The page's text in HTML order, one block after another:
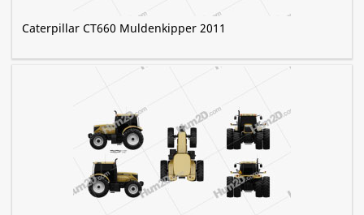
Caterpillar CT660 Muldenkipper 2011